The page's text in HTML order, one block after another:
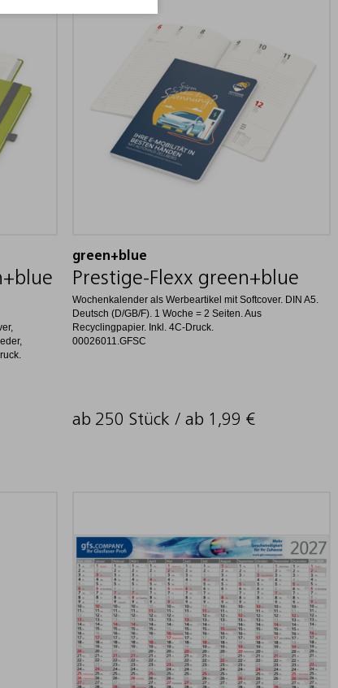
green+blue
Prestige-Flexx green+blue
Wochenkalender als Werbeartikel mit Softcover. DIN A5.
Deutsch (D/GB/F). 1 Woche = 2 Seiten. Aus
Recyclingpapier. Inkl. 4C-Druck.
00026011.GFSC
ab 250 Stück / ab 1,99 €